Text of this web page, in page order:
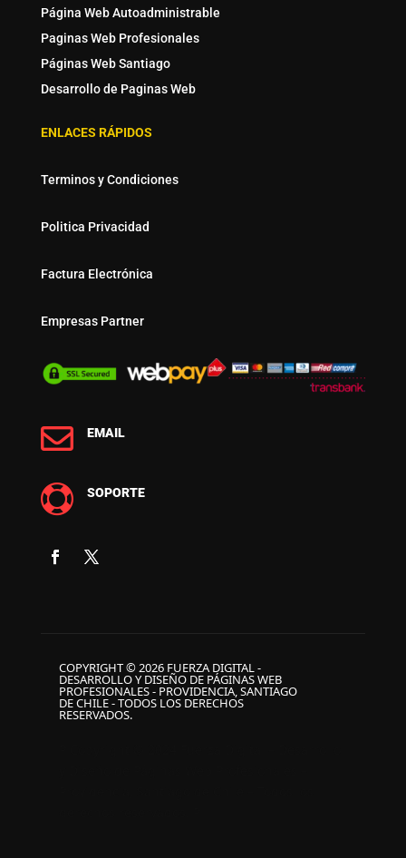
Página Web Autoadministrable
Paginas Web Profesionales
Páginas Web Santiago
Desarrollo de Paginas Web
ENLACES RÁPIDOS
Terminos y Condiciones
Politica Privacidad
Factura Electrónica
Empresas Partner
 EMAIL
 SOPORTE
COPYRIGHT © 2026 FUERZA DIGITAL -
DESARROLLO Y DISEÑO DE PÁGINAS WEB
PROFESIONALES - PROVIDENCIA, SANTIAGO
DE CHILE - TODOS LOS DERECHOS
RESERVADOS.